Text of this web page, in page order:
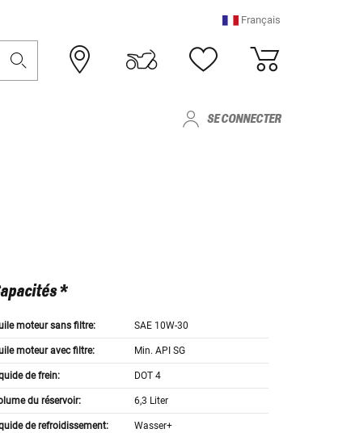
Français
SE CONNECTER
*
moteur sans filtre: SAE 10W-30
moteur avec filtre: Min. API SG
de frein: DOT 4
du réservoir: 6,3 Liter
de refroidissement: Wasser+